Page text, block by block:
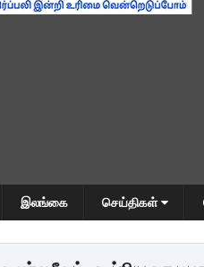
இலங்கை செய்திகள்